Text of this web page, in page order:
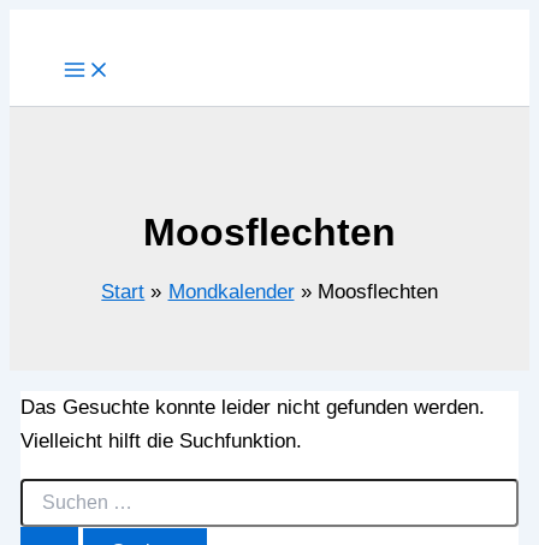
Moosflechten
Start Mondkalender Moosflechten
Das Gesuchte konnte leider nicht gefunden werden.
Vielleicht hilft die Suchfunktion.
Suchen
nach: